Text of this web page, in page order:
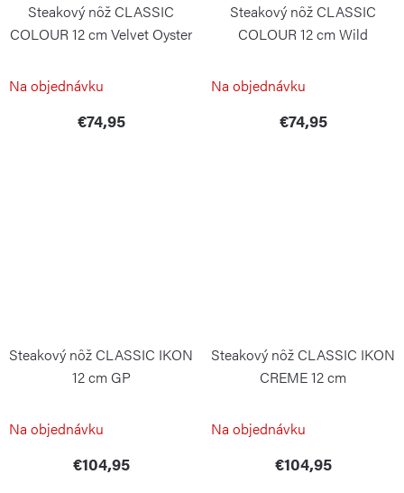
Steakový nôž CLASSIC
COLOUR 12 cm Velvet Oyster
Na objednávku
€74,95
Steakový nôž CLASSIC
COLOUR 12 cm Wild
WÜSTHOF
Na objednávku
€74,95
Steakový nôž CLASSIC IKON
12 cm GP
Na objednávku
€104,95
Steakový nôž CLASSIC IKON
CREME 12 cm
Na objednávku
€104,95